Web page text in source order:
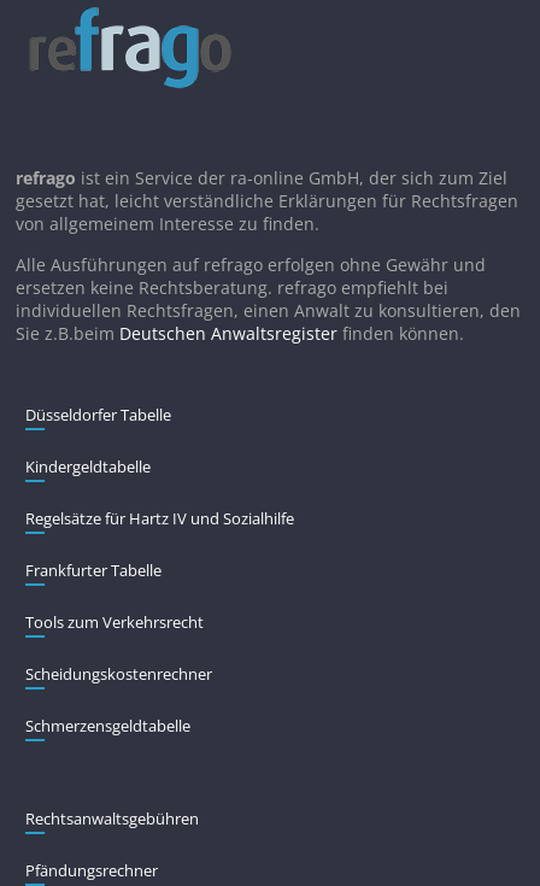
refrago ist ein Service der ra-online GmbH, der sich zum Ziel
gesetzt hat, leicht verständliche Erklärungen für Rechtsfragen
von allgemeinem Interesse zu finden.
Alle Ausführungen auf refrago erfolgen ohne Gewähr und
ersetzen keine Rechtsberatung. refrago empfiehlt bei
individuellen Rechtsfragen, einen Anwalt zu konsultieren, den
Sie z.B.beim Deutschen Anwaltsregister finden können.
Düsseldorfer Tabelle
Kindergeldtabelle
Regelsätze für Hartz IV und Sozialhilfe
Frankfurter Tabelle
Tools zum Verkehrsrecht
Scheidungskostenrechner
Schmerzensgeldtabelle
Rechtsanwaltsgebühren
Pfändungs­rechner